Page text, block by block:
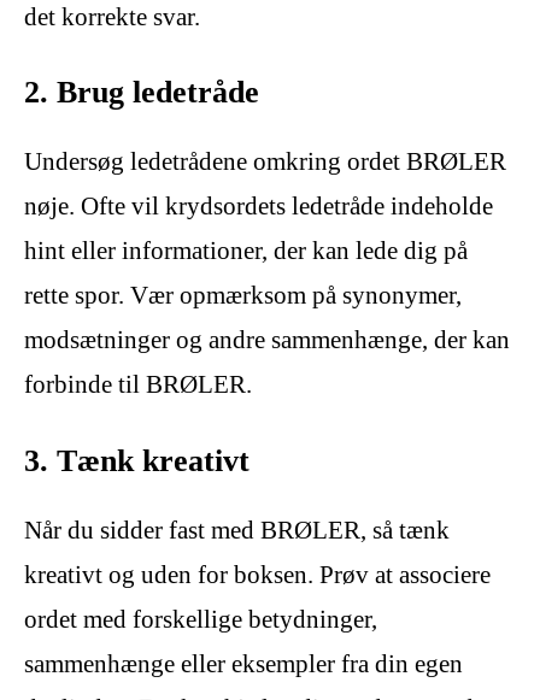
det korrekte svar.
2. Brug ledetråde
Undersøg ledetrådene omkring ordet BRØLER
nøje. Ofte vil krydsordets ledetråde indeholde
hint eller informationer, der kan lede dig på
rette spor. Vær opmærksom på synonymer,
modsætninger og andre sammenhænge, der kan
forbinde til BRØLER.
3. Tænk kreativt
Når du sidder fast med BRØLER, så tænk
kreativt og uden for boksen. Prøv at associere
ordet med forskellige betydninger,
sammenhænge eller eksempler fra din egen